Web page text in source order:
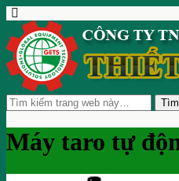
Máy taro tự